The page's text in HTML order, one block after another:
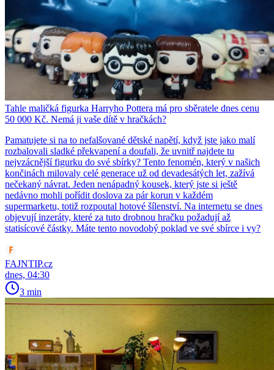
Tahle maličká figurka Harryho Pottera má pro sběratele dnes cenu
50 000 Kč. Nemá ji vaše dítě v hračkách?
Pamatujete si na to nefalšované dětské napětí, když jste jako malí
rozbalovali sladké překvapení a doufali, že uvnitř najdete tu
nejvzácnější figurku do své sbírky? Tento fenomén, který v našich
končinách milovaly celé generace už od devadesátých let, zažívá
nečekaný návrat. Jeden nenápadný kousek, který jste si ještě
nedávno mohli pořídit doslova za pár korun v každém
supermarketu, totiž rozpoutal hotové šílenství. Na internetu se dnes
objevují inzeráty, které za tuto drobnou hračku požadují až
statisícové částky. Máte tento novodobý poklad ve své sbírce i vy?
FAJNTIP.cz
dnes, 04:30
3 min